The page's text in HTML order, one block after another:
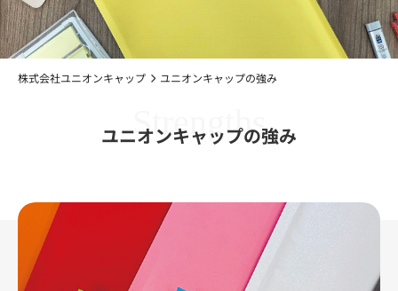
株式会社ユニオンキャップ ユニオンキャップの強み
Strengths
ユニオンキャップの強み